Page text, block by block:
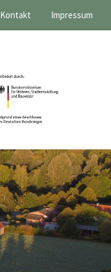
Kontakt Impressum